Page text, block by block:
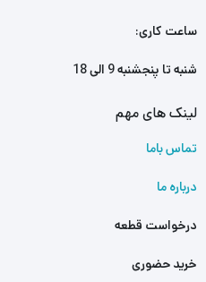
ساعت کاری:
شنبه تا پنجشنبه 9 الی 18
لینک های مهم
تماس باما
درباره ما
درخواست قطعه
خرید حضوری